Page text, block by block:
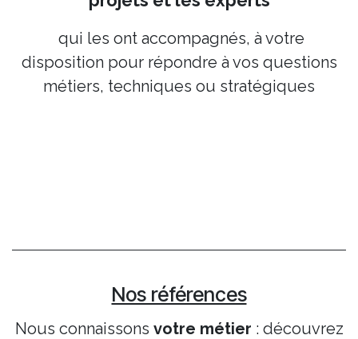
qui les ont accompagnés, à votre
disposition pour répondre à vos questions
métiers, techniques ou stratégiques
Nos références
Nous connaissons votre métier : découvrez